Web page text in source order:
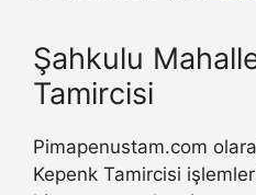
Şahkulu
Tamircisi
Pimapenustam.com
Kepenk Tamircisi